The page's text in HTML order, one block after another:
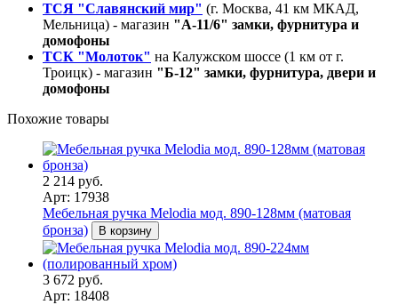
ТСЯ "Славянский мир" (г. Москва, 41 км МКАД,
Мельница) - магазин "А-11/6" замки, фурнитура и
домофоны
ТСК "Молоток" на Калужском шоссе (1 км от г.
Троицк) - магазин "Б-12" замки, фурнитура, двери и
домофоны
Похожие товары
2 214 руб.
Арт: 17938
Мебельная ручка Melodia мод. 890-128мм (матовая
бронза)
В корзину
3 672 руб.
Арт: 18408